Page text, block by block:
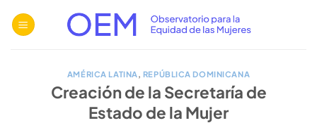
AMÉRICA LATINA, REPÚBLICA DOMINICANA
Creación de la Secretaría de
Estado de la Mujer